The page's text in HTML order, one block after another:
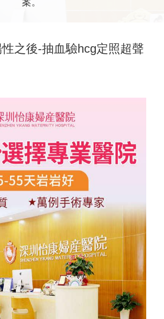
之後-抽血驗hcg定照超聲